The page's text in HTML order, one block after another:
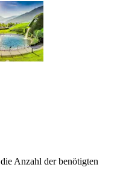
Anzahl der benötigten